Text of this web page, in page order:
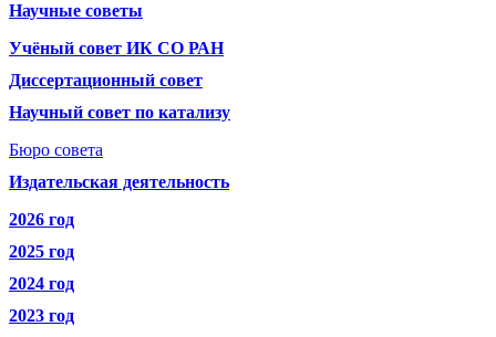
Научные советы
Учёный совет ИК СО РАН
Диссертационный совет
Научный совет по катализу
Бюро совета
Издательская деятельность
2026 год
2025 год
2024 год
2023 год